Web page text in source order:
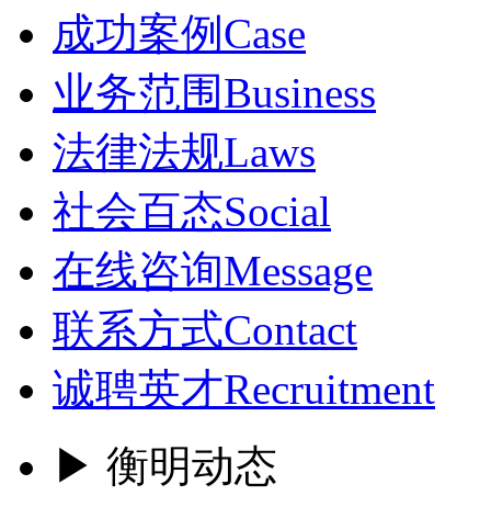
成功案例 Case
业务范围Business
法律法规Laws
社会百态Social
在线咨询Message
联系方式Contact
诚聘英才Recruitment
▶ 衡明动态